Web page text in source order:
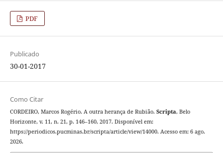
PDF
Publicado
30-01-2017
Como Citar
CORDEIRO, Marcos Rogério. A outra herança de Rubião. Scripta, Belo
Horizonte, v. 11, n. 21, p. 146–160, 2017. Disponível em:
https://periodicos.pucminas.br/scripta/article/view/14000. Acesso em: 6 ago.
2026.